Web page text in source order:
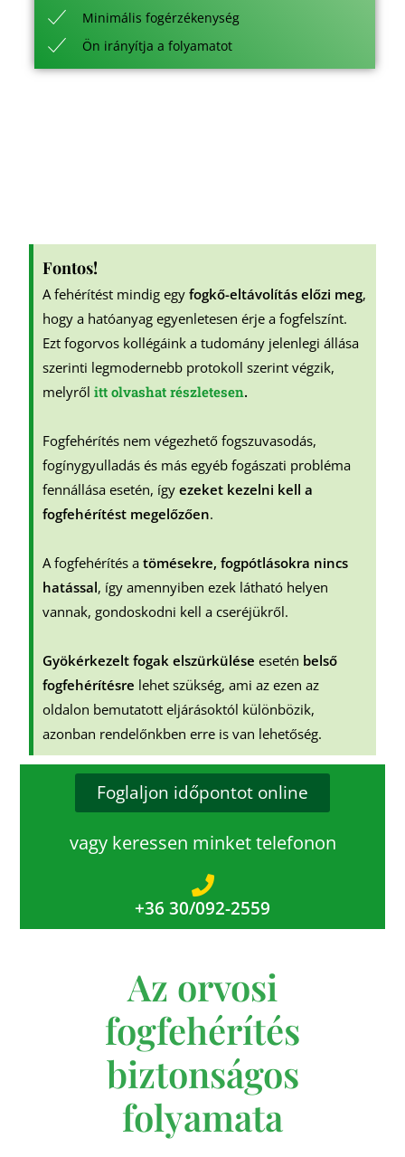
Minimális fogérzékenység
Ön irányítja a folyamatot
Fontos!
A fehérítést mindig egyfogkő-eltávolítás előzi meg,
hogy a hatóanyag egyenletesen érje a fogfelszínt.
Ezt fogorvos kollégáink a tudomány jelenlegi állása
szerinti legmodernebb protokoll szerint végzik,
melyrőlitt olvashat részletesen.
Fogfehérítés nem végezhető fogszuvasodás,
fogínygyulladás és más egyéb fogászati probléma
fennállása esetén, ígyezeket kezelni kell a
fogfehérítést megelőzően.
A fogfehérítés atömésekre, fogpótlásokra nincs
hatással, így amennyiben ezek látható helyen
vannak, gondoskodni kell a cseréjükről.
Gyökérkezelt fogak elszürkülése esetén belső
fogfehérítésre lehet szükség, ami az ezen az
oldalon bemutatott eljárásoktól különbözik,
azonban rendelőnkben erre is van lehetőség.
Foglaljon időpontot online
vagy keressen minket telefonon
+36 30/092-2559
Az orvosi
fogfehérítés
biztonságos
folyamata